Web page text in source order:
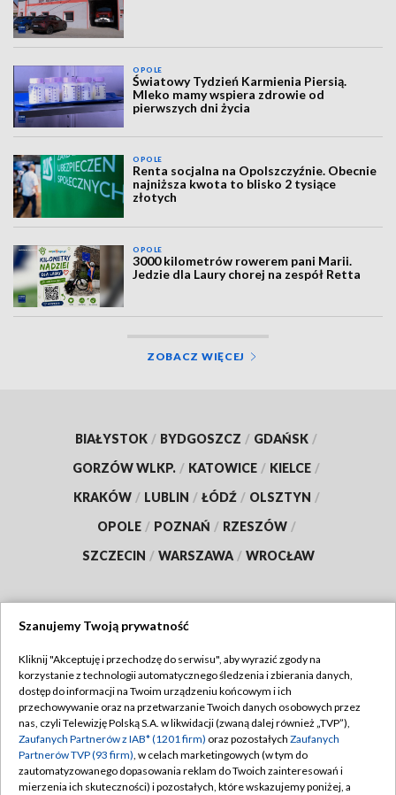
OPOLE
Światowy Tydzień Karmienia Piersią.
Mleko mamy wspiera zdrowie od
pierwszych dni życia
OPOLE
Renta socjalna na Opolszczyźnie. Obecnie
najniższa kwota to blisko 2 tysiące
złotych
OPOLE
3000 kilometrów rowerem pani Marii.
Jedzie dla Laury chorej na zespół Retta
ZOBACZ WIĘCEJ
BIAŁYSTOK / BYDGOSZCZ / GDAŃSK /
GORZÓW WLKP. / KATOWICE / KIELCE /
KRAKÓW / LUBLIN / ŁÓDŹ / OLSZTYN /
OPOLE / POZNAŃ / RZESZÓW /
SZCZECIN / WARSZAWA / WROCŁAW
TVP
Abonament TVP
Emisja w TVP
Centrum informacji TVP
Regulamin TVP
Polityka prywatności
Moje zgody
Szanujemy Twoją prywatność
Kliknij "Akceptuję i przechodzę do serwisu", aby wyrazić zgody na
korzystanie z technologii automatycznego śledzenia i zbierania danych,
dostęp do informacji na Twoim urządzeniu końcowym i ich
przechowywanie oraz na przetwarzanie Twoich danych osobowych przez
nas, czyli Telewizję Polską S.A. w likwidacji (zwaną dalej również „TVP”),
Zaufanych Partnerów z IAB* (1201 firm) oraz pozostałych Zaufanych
Partnerów TVP (93 firm), w celach marketingowych (w tym do
zautomatyzowanego dopasowania reklam do Twoich zainteresowań i
mierzenia ich skuteczności) i pozostałych, które wskazujemy poniżej, a